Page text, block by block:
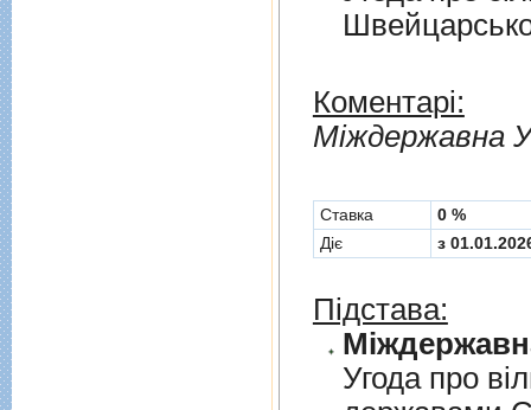
Коментарі:
Мiждержавна
Cтавка
0 %
Діє
з
Підстава:
Угода про